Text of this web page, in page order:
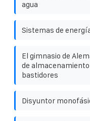
agua
Sistemas de
El gimnasio de
de
bastidores
Disyuntor